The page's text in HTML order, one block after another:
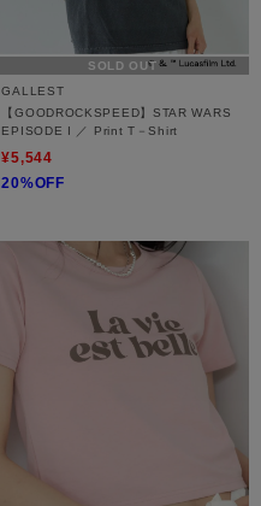
SOLD OUT
GALLEST
【GOODROCKSPEED】STAR WARS
EPISODE I ／ Print T－Shirt
¥5,544
20%OFF